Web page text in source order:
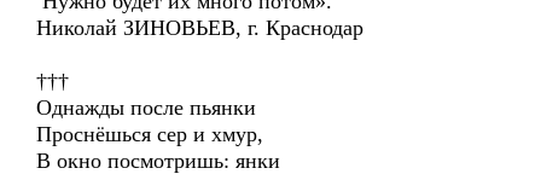
Николай ЗИНОВЬЕВ, г. Краснодар
†††
Однажды после пьянки
Проснёшься сер и хмур,
В окно посмотришь: янки